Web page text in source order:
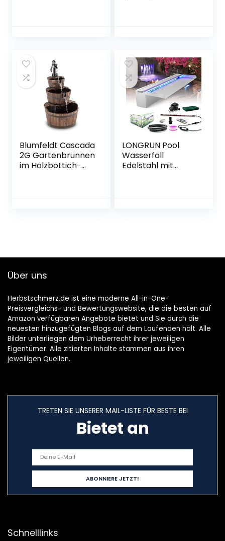
Blumfeldt Cascada
2G Gartenbrunnen
im Holzbottich-
kein Auslaufen des
LONGRUN Pool
Wasserfall
Edelstahl mit
x 3.94″(B x T x H)
Über uns
Herbstschmerz.de ist eine moderne All-in-One-
Preisvergleichs- und Bewertungswebsite, die die besten auf
Amazon verfügbaren Angebote bietet und Sie durch die
neuesten hinzugefügten Blogs auf dem Laufenden hält. Alle
Bilder unterliegen dem Urheberrecht ihrer jeweiligen
Eigentümer. Alle zitierten Inhalte stammen aus ihren
jeweiligen Quellen.
TRETEN SIE UNSERER MAIL-LISTE FÜR BESTE BEI
Bietet an
Schnelllinks